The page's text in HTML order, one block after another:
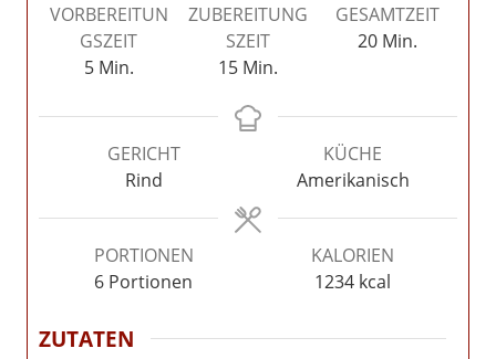
VORBEREITUN
GSZEIT
5Minuten
Min.
ZUBEREITUNG
SZEIT
15Minuten
Min.
GESAMTZEIT
20Minuten
Min.
GERICHT
Rind
KÜCHE
Amerikanisch
PORTIONEN
6 Portionen
KALORIEN
1234 kcal
ZUTATEN